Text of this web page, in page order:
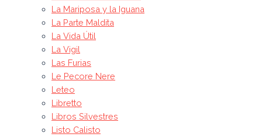
La Mariposa y la Iguana
La Parte Maldita
La Vida Útil
La Vigil
Las Furias
Le Pecore Nere
Leteo
Libretto
Libros Silvestres
Listo Calisto